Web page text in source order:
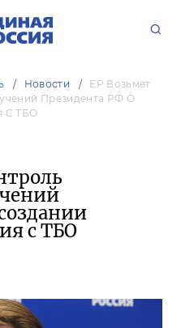
Новости
ЕР Возьмет
Президента РФ О
С ТБО
с ТБО